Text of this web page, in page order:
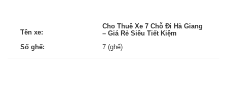
Tên xe:
Cho Thuê Xe 7 Chỗ Đi Hà Giang
– Giá Rẻ Siêu Tiết Kiệm
Số ghế:
7 (ghế)